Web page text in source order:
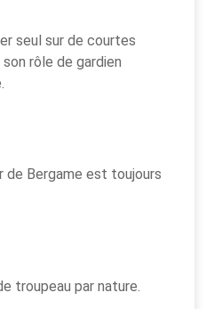
seul sur de courtes
rôle de gardien
de Bergame est toujours
troupeau par nature.